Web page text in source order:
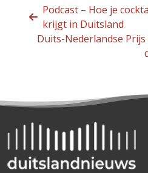
Podcast – Hoe je
krijgt in Duitsland
Duits-Nederlandse